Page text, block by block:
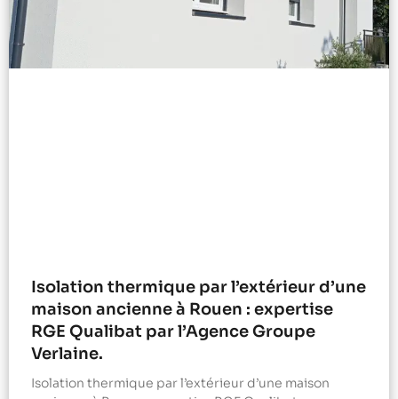
Isolation thermique par l’extérieur d’une
maison ancienne à Rouen : expertise
RGE Qualibat par l’Agence Groupe
Verlaine.
Isolation thermique par l’extérieur d’une maison